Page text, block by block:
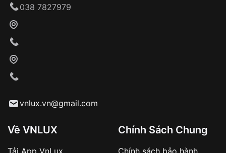
So sánh đồng hồ kim và đồng hồ điện tử cho
trẻ em
038 7827979
vnlux.vn@gmail.com
Về VNLUX
Tải App VnLux
Chính Sách Chung
Chính sách bảo hành